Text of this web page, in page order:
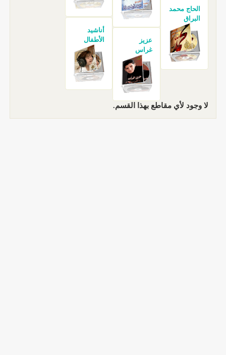
الحاج محمد
البراق
عزيز
غراس
أناشيد
الأطفال
لا وجود لأي مقاطع بهذا القسم.